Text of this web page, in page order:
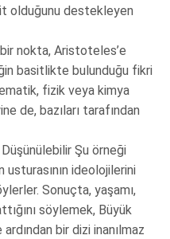
olduğunu destekleyen
nokta, Aristoteles’e
basitlikte bulunduğu fikri
fizik veya kimya
de, bazıları tarafından
Şu örneği
usturasının ideolojilerini
Sonuçta, yaşamı,
söylemek, Büyük
bir dizi inanılmaz